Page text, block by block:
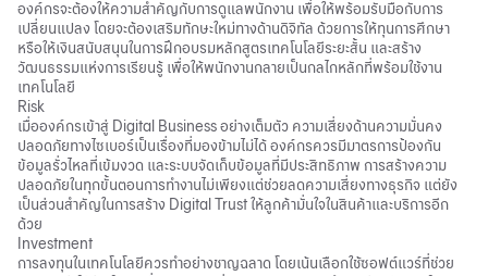
องค์กรจะต้องให้ความสำคัญกับการดูแลพนักงาน เพื่อให้พร้อมรับมือกับการ
เปลี่ยนแปลง โดยจะต้องเสริมทักษะใหม่ทางด้านดิจิทัล ด้วยการให้ทุนการศึกษา
หรือให้เงินสนับสนุนในการฝึกอบรมหลักสูตรเทคโนโลยีระยะสั้น และสร้าง
วัฒนธรรมแห่งการเรียนรู้ เพื่อให้พนักงานกลายเป็นกลไกหลักที่พร้อมใช้งาน
เทคโนโลยี
Risk
เมื่อองค์กรเข้าสู่ Digital Business อย่างเต็มตัว ความเสี่ยงด้านความมั่นคง
ปลอดภัยทางไซเบอร์เป็นเรื่องที่มองข้ามไม่ได้ องค์กรควรมีมาตรการป้องกัน
ข้อมูลรั่วไหลที่เข้มงวด และระบบจัดเก็บข้อมูลที่มีประสิทธิภาพ การสร้างความ
ปลอดภัยในทุกขั้นตอนการทำงานไม่เพียงแต่ช่วยลดความเสี่ยงทางธุรกิจ แต่ยัง
เป็นส่วนสำคัญในการสร้าง Digital Trust ให้ลูกค้ามั่นใจในสินค้าและบริการอีก
ด้วย
Investment
การลงทุนในเทคโนโลยีควรทำอย่างชาญฉลาด โดยเน้นเลือกใช้ซอฟต์แวร์ที่ช่วย